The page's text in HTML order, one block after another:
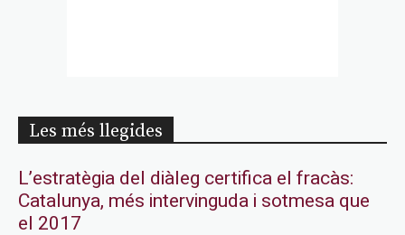
Les més llegides
L’estratègia del diàleg certifica el fracàs:
Catalunya, més intervinguda i sotmesa que
el 2017